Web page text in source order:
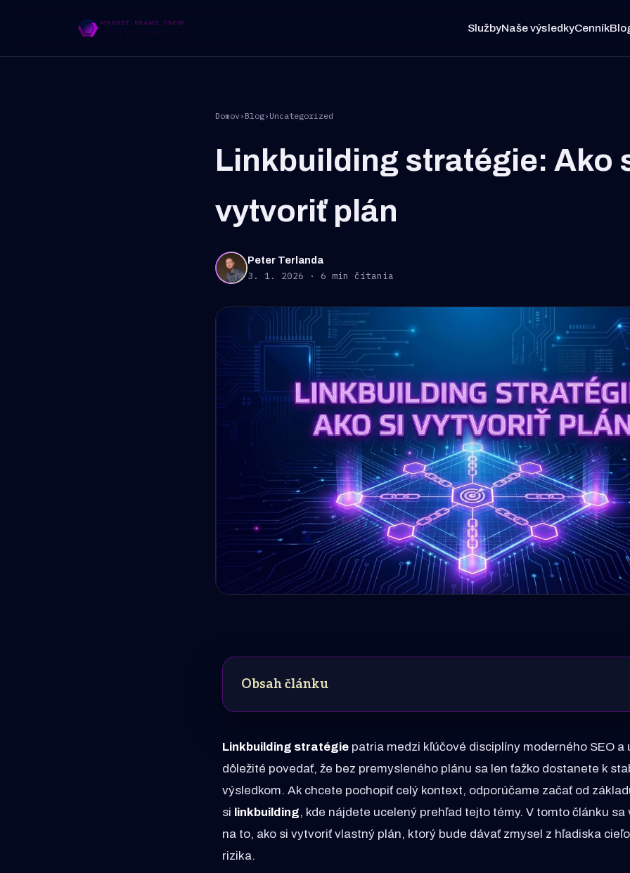
SlužbyNaše výsledkyCenník
Domov› Blog› Uncategorized
Linkbuilding stratégie: Ako
vytvoriť plán
Peter Terlanda
3. 1. 2026 · 6 min čítania
Obsah článku
Linkbuilding stratégie patria medzi kľúčové disciplíny moderného SEO a
dôležité povedať, že bez premysleného plánu sa len ťažko dostanete k
výsledkom. Ak chcete pochopiť celý kontext, odporúčame začať od
si linkbuilding, kde nájdete ucelený prehľad tejto témy. V tomto článku sa
na to, ako si vytvoriť vlastný plán, ktorý bude dávať zmysel z hľadiska
rizika.